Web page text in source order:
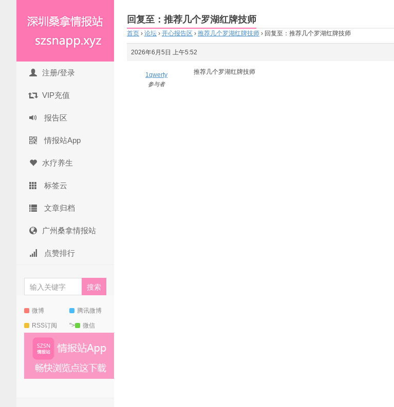
注册/登录
VIP充值
报告区
情报站App
水疗养生
标签云
文章归档
广州桑拿情报站
点赞排行
微博 腾讯微博
RSS订阅 "> 微信
回复至：推荐几个罗湖红牌技师
首页 › 论坛 › 开心报告区 › 推荐几个罗湖红牌技师 › 回复至：推荐几个罗湖红牌技师
2026年6月5日 上午5:52
1qwerty
参与者
推荐几个罗湖红牌技师